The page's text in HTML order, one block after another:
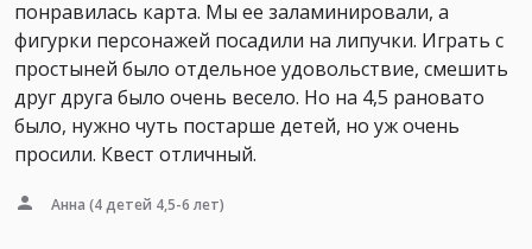
понравилась карта. Мы ее заламинировали, а
фигурки персонажей посадили на липучки. Играть с
простыней было отдельное удовольствие, смешить
друг друга было очень весело. Но на 4,5 рановато
было, нужно чуть постарше детей, но уж очень
просили. Квест отличный.
Анна (4 детей 4,5-6 лет)